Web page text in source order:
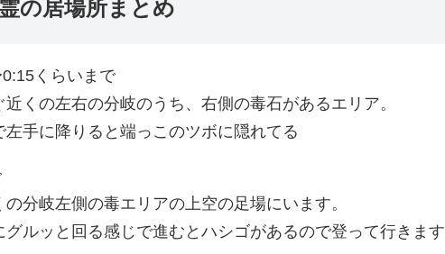
の居場所まとめ
くらいまで
くの左右の分岐のうち、右側の毒石があるエリア。
左手に降りると端っこのツボに隠れてる
分岐左側の毒エリアの上空の足場にいます。
ルッと回る感じで進むとハシゴがあるので登って行きます